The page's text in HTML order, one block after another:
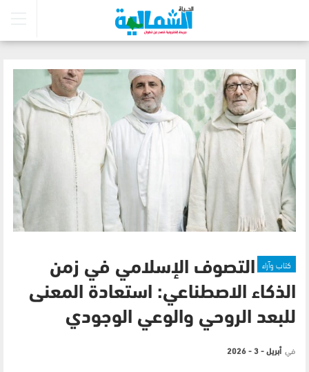
كتاب وآراء التصوف الإسلامي في زمن
الذكاء الاصطناعي: استعادة المعنى
للبعد الروحي والوعي الوجودي
في أبريل - 3 - 2026